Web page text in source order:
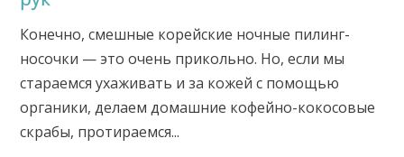
Конечно, смешные корейские ночные пилинг-
носочки — это очень прикольно. Но, если мы
стараемся ухаживать и за кожей с помощью
органики, делаем домашние кофейно-кокосовые
скрабы, протираемся...